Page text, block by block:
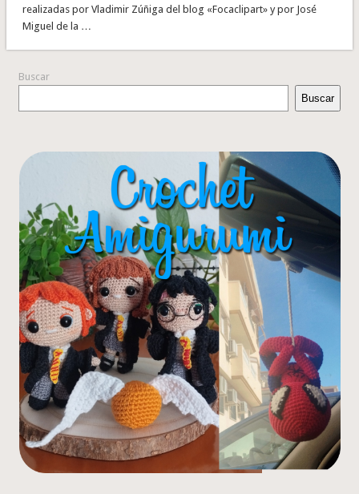
realizadas por Vladimir Zúñiga del blog «Focaclipart» y por José
Miguel de la …
Buscar
Buscar